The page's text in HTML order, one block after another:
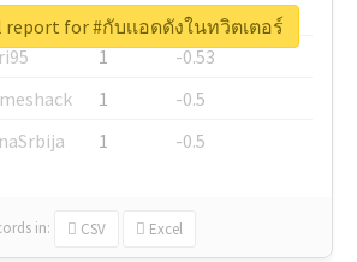
1
-0.6
1
-0.53
1
-0.5
1 -0.5
in: CSV Excel
report for #กับเเอดดังในทวิตเตอร์